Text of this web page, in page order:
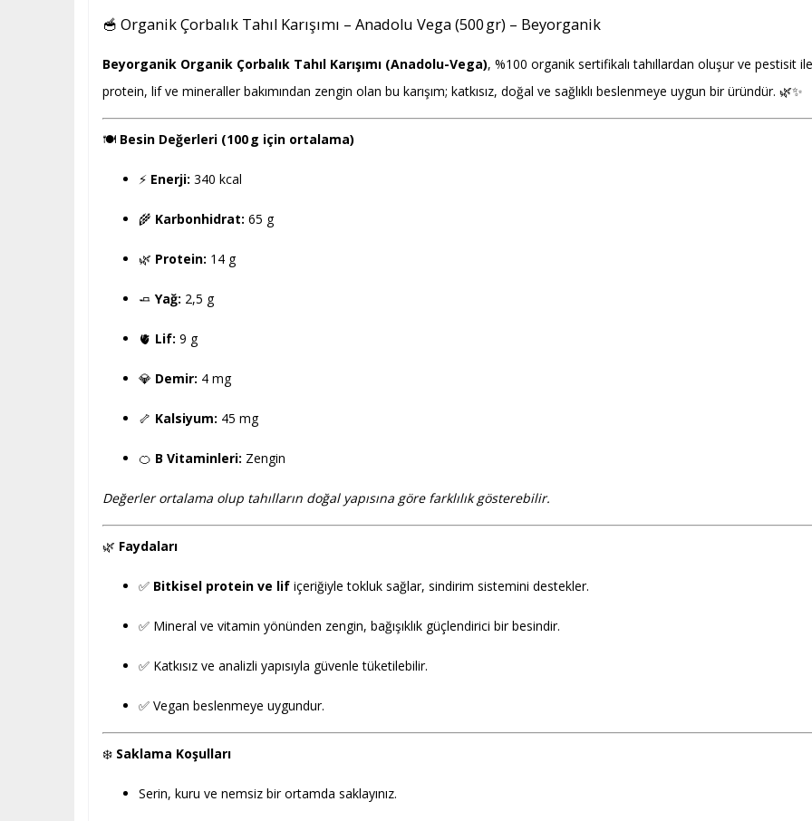
🥣 Organik Çorbalık Tahıl Karışımı – Anadolu Vega (500 gr) – Beyorganik
Beyorganik Organik Çorbalık Tahıl Karışımı (Anadolu-Vega), %100 organik sertifikalı tahıllardan oluşur ve pestisit
protein, lif ve mineraller bakımından zengin olan bu karışım; katkısız, doğal ve sağlıklı beslenmeye uygun bir üründür. 🌿✨
🍽️ Besin Değerleri (100 g için ortalama)
⚡ Enerji: 340 kcal
🌾 Karbonhidrat: 65 g
🌿 Protein: 14 g
🧈 Yağ: 2,5 g
🫀 Lif: 9 g
💎 Demir: 4 mg
🦴 Kalsiyum: 45 mg
🍊 B Vitaminleri: Zengin
Değerler ortalama olup tahılların doğal yapısına göre farklılık gösterebilir.
🌿 Faydaları
✅ Bitkisel protein ve lif içeriğiyle tokluk sağlar, sindirim sistemini destekler.
✅ Mineral ve vitamin yönünden zengin, bağışıklık güçlendirici bir besindir.
✅ Katkısız ve analizli yapısıyla güvenle tüketilebilir.
✅ Vegan beslenmeye uygundur.
❄️ Saklama Koşulları
Serin, kuru ve nemsiz bir ortamda saklayınız.